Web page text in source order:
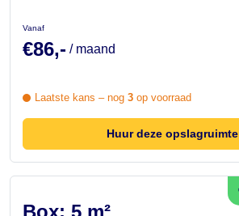
Vanaf
€86,- / maand
Laatste kans – nog 3 op voorraad
Huur deze opslagruimte